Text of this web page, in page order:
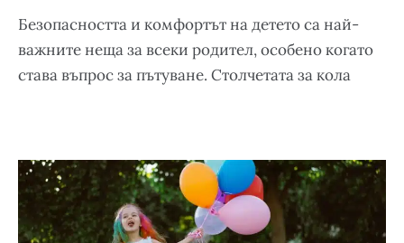
Безопасността и комфортът на детето са най-
важните неща за всеки родител, особено когато
става въпрос за пътуване. Столчетата за кола